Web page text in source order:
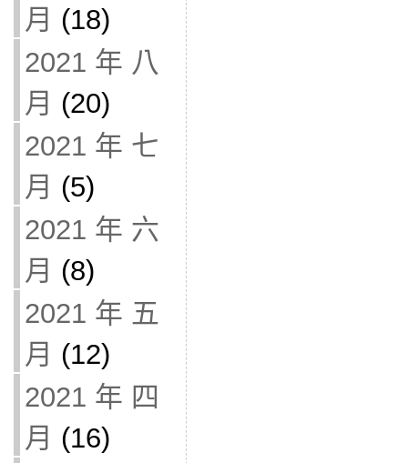
月 (18)
2021 年 八
月 (20)
2021 年 七
月 (5)
2021 年 六
月 (8)
2021 年 五
月 (12)
2021 年 四
月 (16)